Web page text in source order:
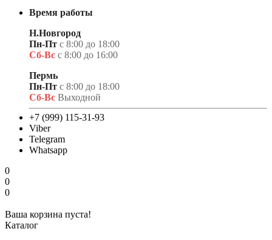
Время работы
Н.Новгород
Пн-Пт с 8:00 до 18:00
Сб-Вс с 8:00 до 16:00
Пермь
Пн-Пт с 8:00 до 18:00
Сб-Вс Выходной
+7 (999) 115-31-93
Viber
Telegram
Whatsapp
0
0
0
Ваша корзина пуста!
Каталог